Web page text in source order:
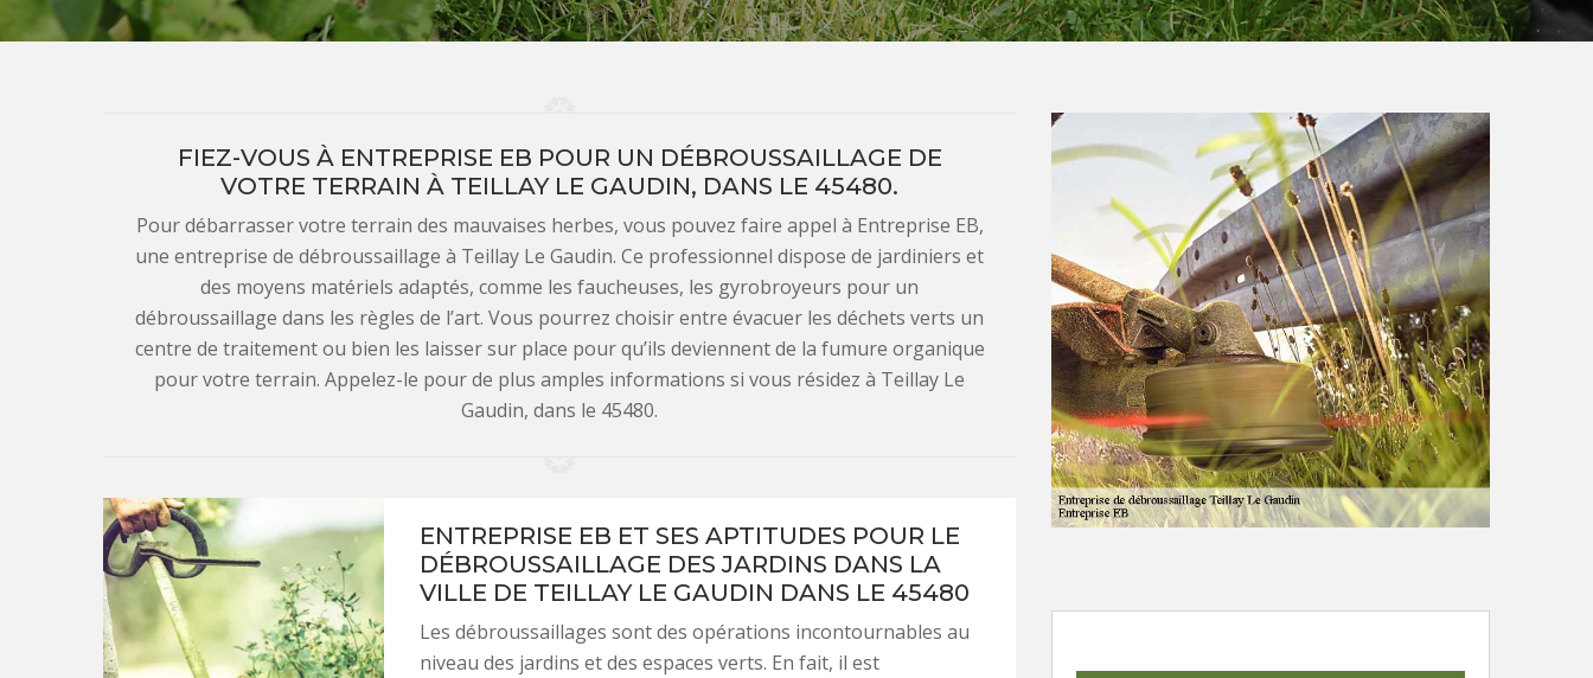
FIEZ-VOUS À ENTREPRISE EB POUR UN DÉBROUSSAILLAGE DE
VOTRE TERRAIN À TEILLAY LE GAUDIN, DANS LE 45480.
Pour débarrasser votre terrain des mauvaises herbes, vous pouvez faire appel à Entreprise EB,
une entreprise de débroussaillage à Teillay Le Gaudin. Ce professionnel dispose de jardiniers et
des moyens matériels adaptés, comme les faucheuses, les gyrobroyeurs pour un
débroussaillage dans les règles de l’art. Vous pourrez choisir entre évacuer les déchets verts un
centre de traitement ou bien les laisser sur place pour qu’ils deviennent de la fumure organique
pour votre terrain. Appelez-le pour de plus amples informations si vous résidez à Teillay Le
Gaudin, dans le 45480.
ENTREPRISE EB ET SES APTITUDES POUR LE
DÉBROUSSAILLAGE DES JARDINS DANS LA
VILLE DE TEILLAY LE GAUDIN DANS LE 45480
Les débroussaillages sont des opérations incontournables au
niveau des jardins et des espaces verts. En fait, il est